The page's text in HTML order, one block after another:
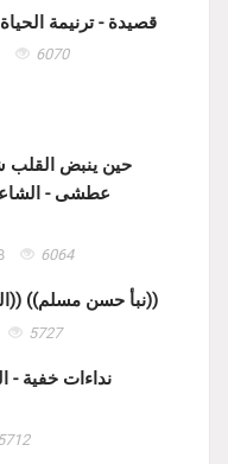
قصيدة - ترنيمة
6070
حين ينبض القلب
عطشى -
6064
((الحصان - قصة قصيرة)) ((نبأ حسن مسلم))
5727
نداءات خفية -